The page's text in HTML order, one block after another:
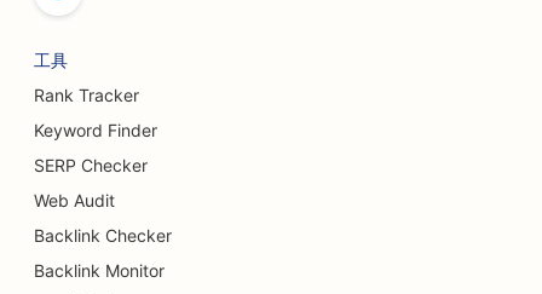
工具
Rank Tracker
Keyword Finder
SERP Checker
Web Audit
Backlink Checker
Backlink Monitor